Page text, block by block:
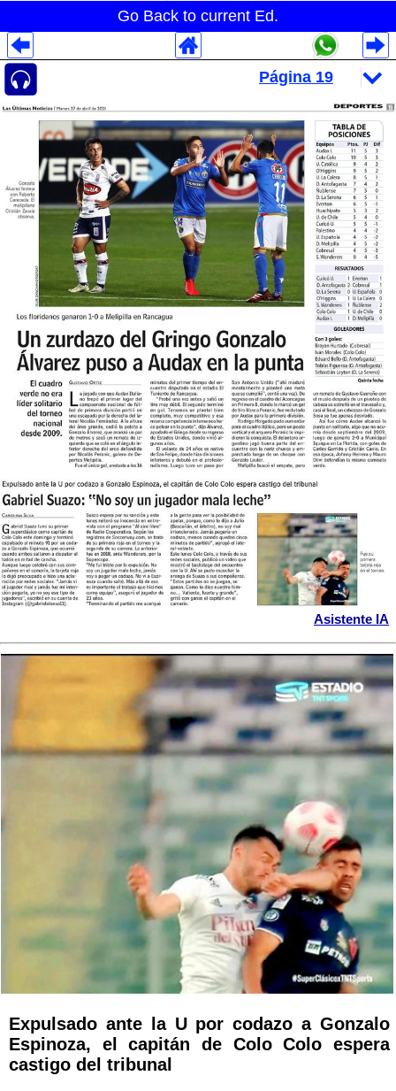
Go Back to current Ed.
Asistente IA
Expulsado ante la U por codazo a Gonzalo
Espinoza, el capitán de Colo Colo espera
castigo del tribunal
Despliegues Analytics
Despliegues Totales
Despliegues por Rubros